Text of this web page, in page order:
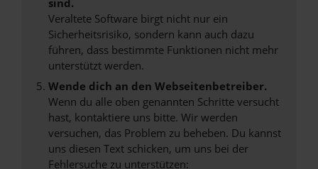
Veraltete Software birgt nicht nur ein
Sicherheitsrisiko, sondern kann auch dazu
führen, dass bestimmte Funktionen nicht mehr
unterstützt werden.
Wende dich an den Webseitenbetreiber.
Wenn du alle oben genannten Schritte versucht
hast, kontaktiere uns bitte. Wir werden
versuchen, das Problem zu beheben. Du kannst
uns diesen Text schicken, um uns bei der
Fehlersuche zu unterstützen: